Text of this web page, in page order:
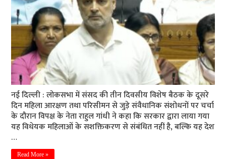
नई दिल्ली : लोकसभा में संसद की तीन दिवसीय विशेष बैठक के दूसरे
दिन महिला आरक्षण तथा परिसीमन से जुड़े संवैधानिक संशोधनों पर चर्चा
के दौरान विपक्ष के नेता राहुल गांधी ने कहा कि सरकार द्वारा लाया गया
यह विधेयक महिलाओं के सशक्तिकरण से संबंधित नहीं है, बल्कि यह देश
…
Read More »